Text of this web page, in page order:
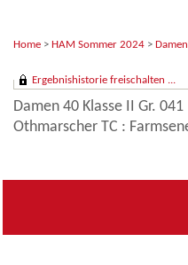
Home > HAM Sommer 2024 >
Ergebnishistorie freischalten ...
Damen 40 Klasse II Gr. 041
Othmarscher TC :